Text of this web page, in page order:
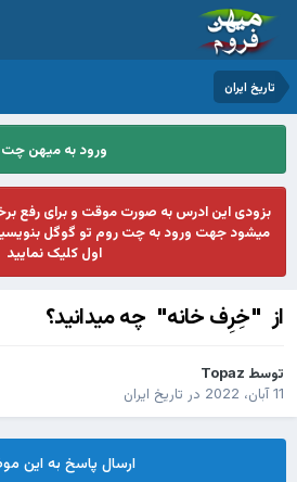
تاریخ ایران
ورود به میهن چت
بزودی این ادرس به صورت موقت و برای رفع
میشود جهت ورود به چت روم تو گوگل
اول کلیک نمایید
از "خِرِف خانه" چه میدانید؟
توسط Topaz
11 آبان، 2022
در تاریخ ایران
ارسال پاسخ به این